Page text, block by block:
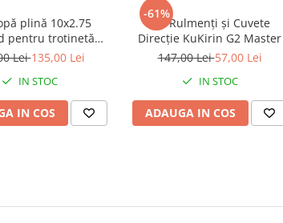
plină 10x2.75
pentru trotinetă
electrică
Lei135,00 Lei
IN STOC
IN COS
-61%
Set Rulmenți și Cuvete
Direcție KuKirin G2 Master
147,00 Lei57,00 Lei
IN STOC
ADAUGA IN COS